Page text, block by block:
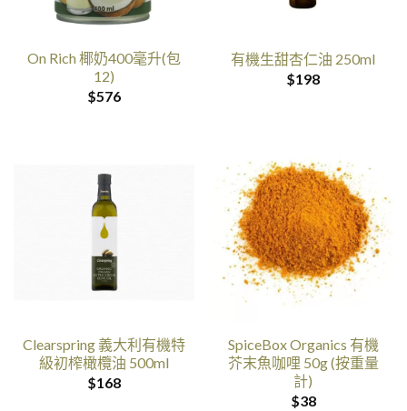
On Rich 椰奶400毫升(包
12)
$576
有機生甜杏仁油 250ml
$198
Clearspring 義大利有機特
級初榨橄欖油 500ml
$168
SpiceBox Organics 有機
芥末魚咖哩 50g (按重量
計)
$38